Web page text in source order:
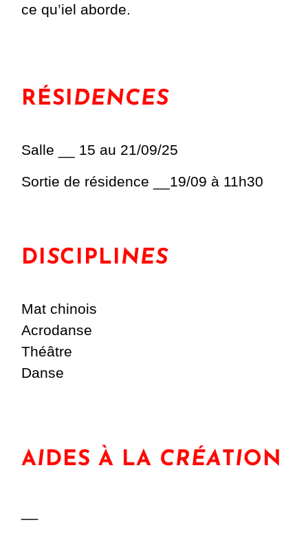
ce qu’iel aborde.
RÉSIDENCES
Salle __ 15 au 21/09/25
Sortie de résidence __19/09 à 11h30
DISCIPLINES
Mat chinois
Acrodanse
Théâtre
Danse
AIDES À LA CRÉATION